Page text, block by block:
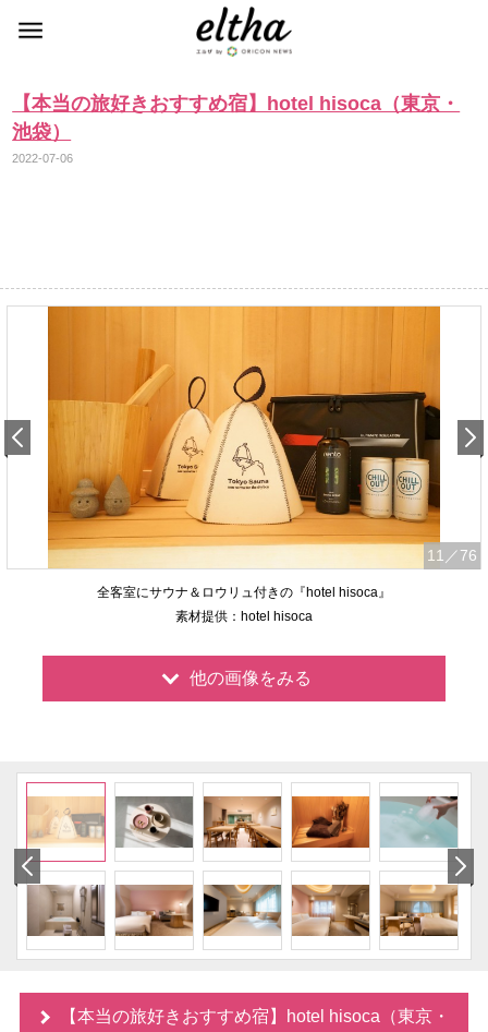
【本当の旅好きおすすめ宿】hotel hisoca（東京・
池袋）
2022-07-06
11 ／76
全客室にサウナ＆ロウリュ付きの『hotel hisoca』
素材提供：hotel hisoca
他の画像をみる
【本当の旅好きおすすめ宿】hotel hisoca（東京・